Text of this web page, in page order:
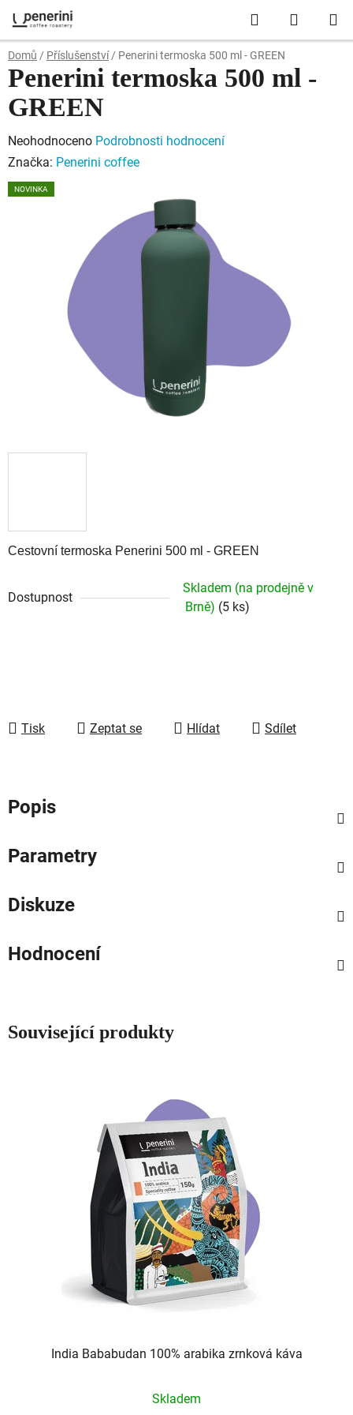
na
obsah
Hledat
KOŠÍK
Domů / Příslušenství / Penerini termoska 500 ml - GREEN
Cestovní termoska Penerini 500 ml - GREEN
Dostupnost
Skladem (na prodejně v
Brně) (5 ks)
Tisk Zeptat se Hlídat Sdílet
Penerini termoska 500 ml -
GREEN
Průměrné
hodnocení
produktu
Neohodnoceno Podrobnosti hodnocení
Značka: Penerini coffee
NOVINKA
Popis
Parametry
Diskuze
Hodnocení
Související produkty
India Bababudan 100% arabika zrnková káva
hodnocení
Skladem